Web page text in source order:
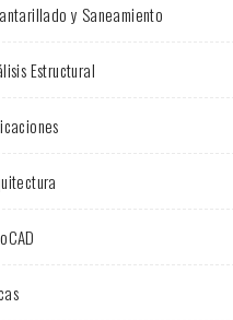
y Saneamiento
Estructural